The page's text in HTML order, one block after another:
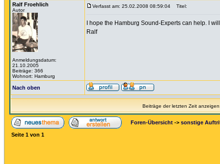
Ralf Froehlich
Autor
Anmeldungsdatum:
21.10.2005
Beiträge: 366
Wohnort: Hamburg
Verfasst am: 25.02.2008 08:59:04 Titel:
I hope the Hamburg Sound-Experts can help. I
Ralf
Nach oben
Beiträge der letzten Zeit
Foren-Übersicht -> sonstige
Seite 1 von 1